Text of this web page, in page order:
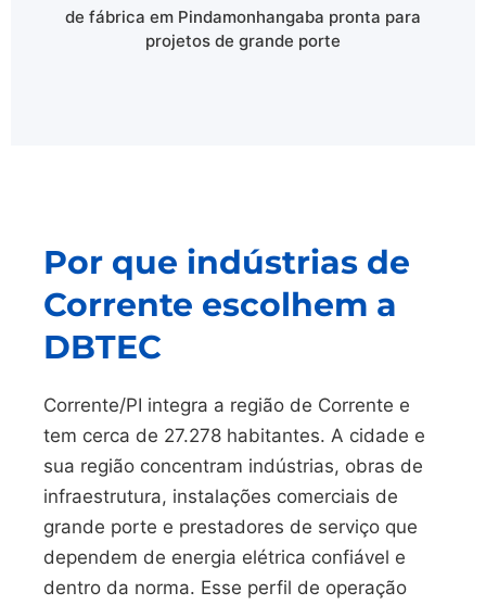
de fábrica em Pindamonhangaba pronta para
projetos de grande porte
Por que indústrias de
Corrente escolhem a
DBTEC
Corrente/PI integra a região de Corrente e
tem cerca de 27.278 habitantes. A cidade e
sua região concentram indústrias, obras de
infraestrutura, instalações comerciais de
grande porte e prestadores de serviço que
dependem de energia elétrica confiável e
dentro da norma. Esse perfil de operação